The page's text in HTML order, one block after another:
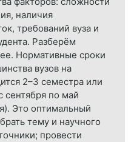
наличия
требований вуза и
Разберём
Нормативные сроки
вузов на
2–3 семестра или
сентября по май
Это оптимальный
тему и научного
провести